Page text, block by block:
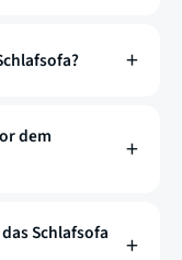
dem
Schlafsofa